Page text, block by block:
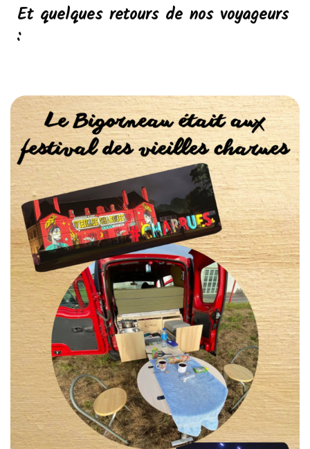
Et quelques retours de nos voyageurs
: